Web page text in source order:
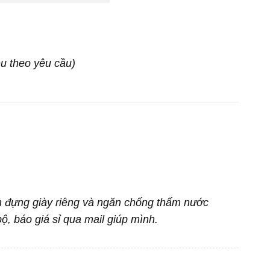
theo yêu cầu)
giày riêng và ngăn chống thấm nước
báo giá sỉ qua mail giúp mình.